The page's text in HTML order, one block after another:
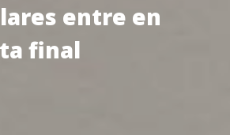
entre en
final